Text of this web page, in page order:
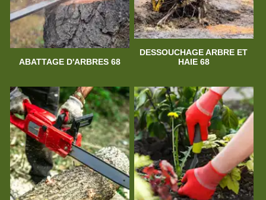
ABATTAGE D'ARBRES 68
DESSOUCHAGE ARBRE ET
HAIE 68